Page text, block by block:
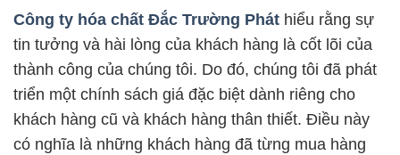
Công ty hóa chất Đắc Trường Phát hiểu rằng sự
tin tưởng và hài lòng của khách hàng là cốt lõi của
thành công của chúng tôi. Do đó, chúng tôi đã phát
triển một chính sách giá đặc biệt dành riêng cho
khách hàng cũ và khách hàng thân thiết. Điều này
có nghĩa là những khách hàng đã từng mua hàng